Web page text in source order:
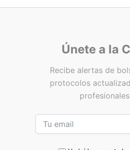
Únete a la
Recibe alertas de
protocolos